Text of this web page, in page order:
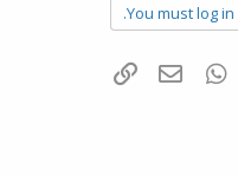
You must log
Tumblr
WhatsAppדואר אלקטרוני